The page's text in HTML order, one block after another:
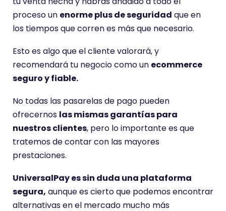
proceso un enorme plus de seguridad que en
los tiempos que corren es más que necesario.
Esto es algo que el cliente valorará, y
recomendará tu negocio como un ecommerce
seguro y fiable.
No todas las pasarelas de pago pueden
ofrecernos las mismas garantías para
nuestros clientes, pero lo importante es que
tratemos de contar con las mayores
prestaciones.
UniversalPay es sin duda una plataforma
segura, aunque es cierto que podemos encontrar
alternativas en el mercado mucho más